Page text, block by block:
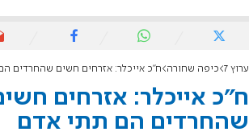
ערוץ 7 כיפה שחורה ח"כ אייכלר: אזרחים חשים שהחרדים
ח"כ אייכלר: אזרחים
שהחרדים הם תתי אדם